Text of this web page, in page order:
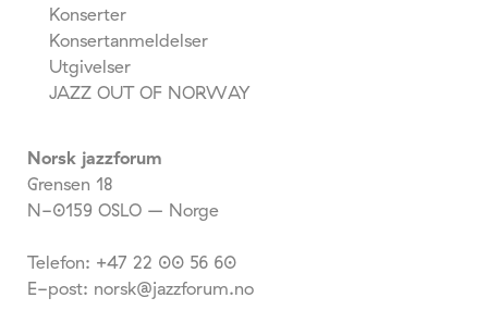
Konserter
Konsertanmeldelser
Utgivelser
JAZZ OUT OF NORWAY
Norsk jazzforum
Grensen 18
N-0159 OSLO – Norge
Telefon: +47 22 00 56 60
E-post: norsk@jazzforum.no